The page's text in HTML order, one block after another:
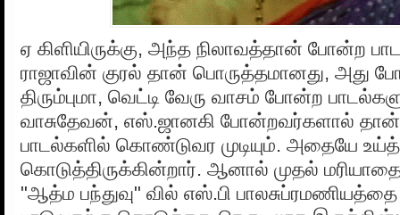
ஏ கிளியிருக்கு, அந்த நிலாவத்தான் போன்ற
ராஜாவின் குரல் தான் பொருத்தமானது, அது
திரும்புமா, வெட்டி வேரு வாசம் போன்ற
வாசுதேவன், எஸ்.ஜானகி போன்றவர்களால்
பாடல்களில் கொண்டுவர முடியும். அதையே
கொடுத்திருக்கின்றார். ஆனால் முதல்
"ஆத்ம பந்துவு" வில் எஸ்.பி